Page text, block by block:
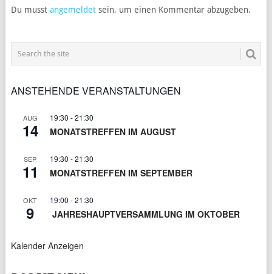
Du musst angemeldetsein, um einen Kommentar abzugeben.
ANSTEHENDE VERANSTALTUNGEN
AUG
14
19:30 -21:30
MONATSTREFFEN IM AUGUST
SEP
11
19:30 -21:30
MONATSTREFFEN IM SEPTEMBER
OKT
9
19:00 -21:30
JAHRESHAUPTVERSAMMLUNG IM OKTOBER
Kalender Anzeigen